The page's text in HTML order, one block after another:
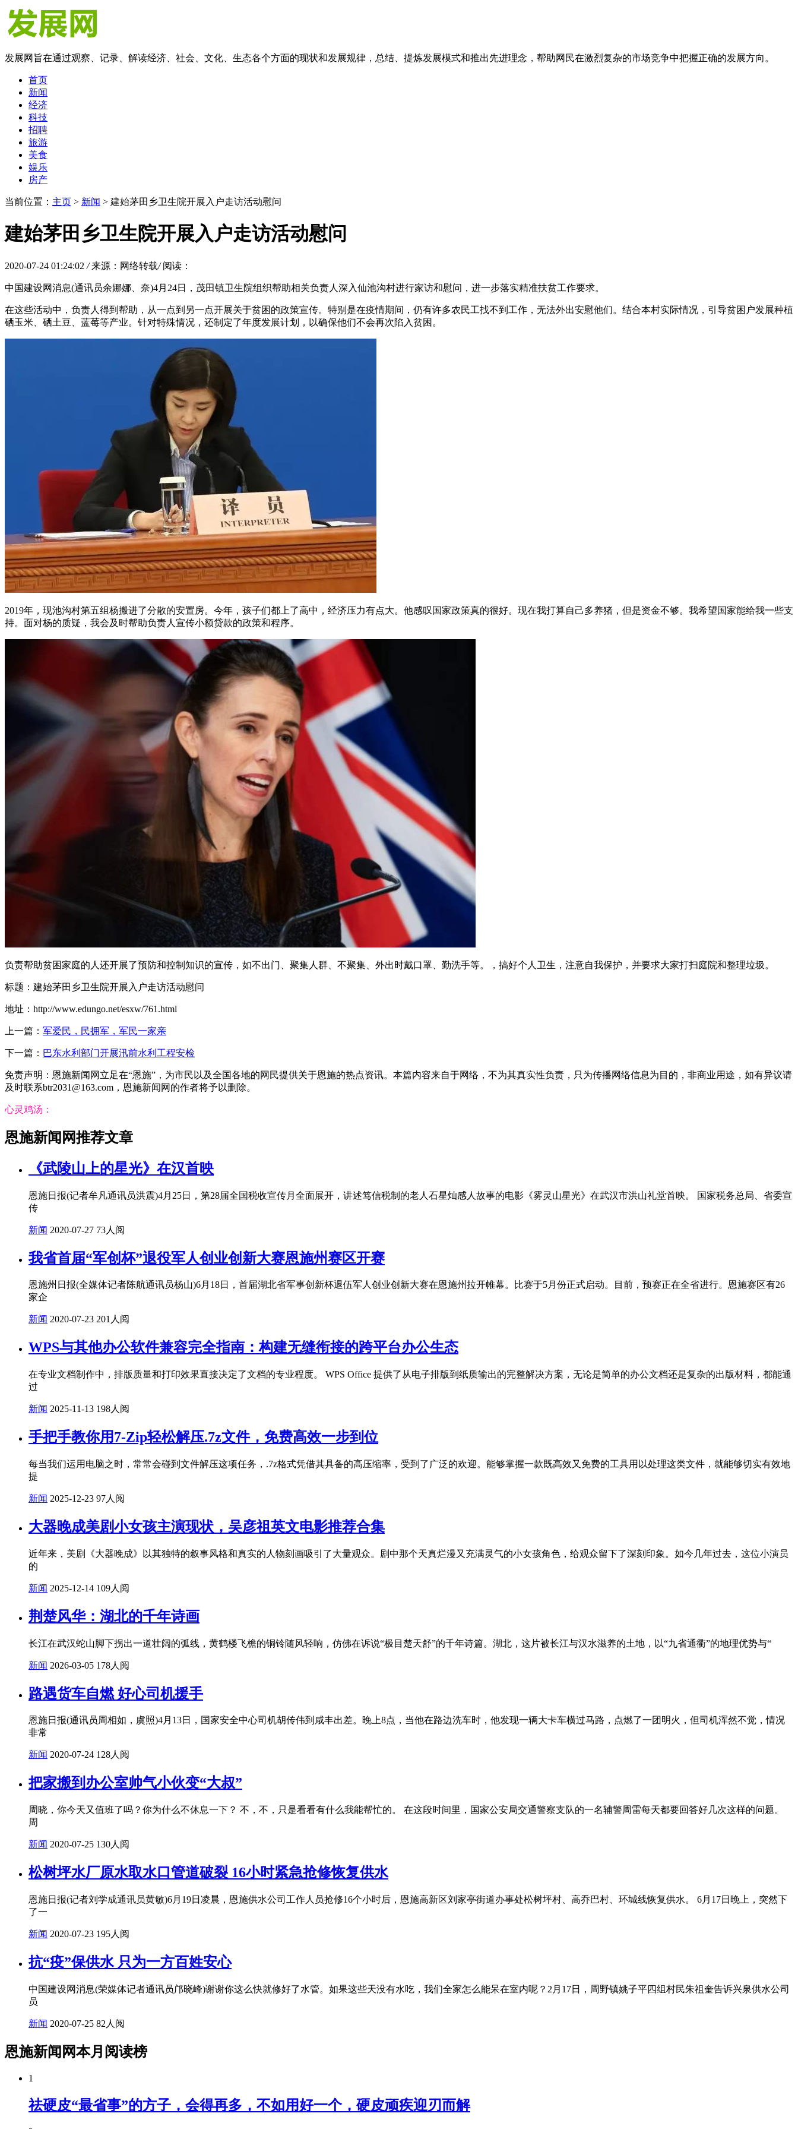
发展网旨在通过观察、记录、解读经济、社会、文化、生态各个方面的现状和发展规律，总结、提炼发展模式和推出先进理念，帮助网民在激烈复杂的市场竞争中把握正确的发展方向。
首页
新闻
经济
科技
招聘
旅游
美食
娱乐
房产
当前位置： 主页 > 新闻 > 建始茅田乡卫生院开展入户走访活动慰问
建始茅田乡卫生院开展入户走访活动慰问
2020-07-24 01:24:02 / 来源：网络转载/ 阅读：
中国建设网消息(通讯员余娜娜、奈)4月24日，茂田镇卫生院组织帮助相关负责人深入仙池沟村进行家访和慰问，进一步落实精准扶贫工作要求。
在这些活动中，负责人得到帮助，从一点到另一点开展关于贫困的政策宣传。特别是在疫情期间，仍有许多农民工找不到工作，无法外出安慰他们。结合本村实际情况，引导贫困户发展种植
硒玉米、硒土豆、蓝莓等产业。针对特殊情况，还制定了年度发展计划，以确保他们不会再次陷入贫困。
2019年，现池沟村第五组杨搬进了分散的安置房。今年，孩子们都上了高中，经济压力有点大。他感叹国家政策真的很好。现在我打算自己多养猪，但是资金不够。我希望国家能给我一些支
持。面对杨的质疑，我会及时帮助负责人宣传小额贷款的政策和程序。
负责帮助贫困家庭的人还开展了预防和控制知识的宣传，如不出门、聚集人群、不聚集、外出时戴口罩、勤洗手等。，搞好个人卫生，注意自我保护，并要求大家打扫庭院和整理垃圾。
标题：建始茅田乡卫生院开展入户走访活动慰问
地址：http://www.edungo.net/esxw/761.html
上一篇： 军爱民，民拥军，军民一家亲
下一篇： 巴东水利部门开展汛前水利工程安检
免责声明：恩施新闻网立足在“恩施”，为市民以及全国各地的网民提供关于恩施的热点资讯。本篇内容来自于网络，不为其真实性负责，只为传播网络信息为目的，非商业用途，如有异议请
及时联系btr2031@163.com，恩施新闻网的作者将予以删除。
心灵鸡汤：
恩施新闻网推荐文章
《武陵山上的星光》在汉首映
恩施日报(记者牟凡通讯员洪震)4月25日，第28届全国税收宣传月全面展开，讲述笃信税制的老人石星灿感人故事的电影《雾灵山星光》在武汉市洪山礼堂首映。 国家税务总局、省委宣
传
新闻 2020-07-27 73人阅
我省首届“军创杯”退役军人创业创新大赛恩施州赛区开赛
恩施州日报(全媒体记者陈航通讯员杨山)6月18日，首届湖北省军事创新杯退伍军人创业创新大赛在恩施州拉开帷幕。比赛于5月份正式启动。目前，预赛正在全省进行。恩施赛区有26
家企
新闻 2020-07-23 201人阅
WPS与其他办公软件兼容完全指南：构建无缝衔接的跨平台办公生态
在专业文档制作中，排版质量和打印效果直接决定了文档的专业程度。 WPS Office 提供了从电子排版到纸质输出的完整解决方案，无论是简单的办公文档还是复杂的出版材料，都能通
过
新闻 2025-11-13 198人阅
手把手教你用7-Zip轻松解压.7z文件，免费高效一步到位
每当我们运用电脑之时，常常会碰到文件解压这项任务，.7z格式凭借其具备的高压缩率，受到了广泛的欢迎。能够掌握一款既高效又免费的工具用以处理这类文件，就能够切实有效地
提
新闻 2025-12-23 97人阅
大器晚成美剧小女孩主演现状，吴彦祖英文电影推荐合集
近年来，美剧《大器晚成》以其独特的叙事风格和真实的人物刻画吸引了大量观众。剧中那个天真烂漫又充满灵气的小女孩角色，给观众留下了深刻印象。如今几年过去，这位小演员
的
新闻 2025-12-14 109人阅
荆楚风华：湖北的千年诗画
长江在武汉蛇山脚下拐出一道壮阔的弧线，黄鹤楼飞檐的铜铃随风轻响，仿佛在诉说“极目楚天舒”的千年诗篇。湖北，这片被长江与汉水滋养的土地，以“九省通衢”的地理优势与“
新闻 2026-03-05 178人阅
路遇货车自燃 好心司机援手
恩施日报(通讯员周相如，虞照)4月13日，国家安全中心司机胡传伟到咸丰出差。晚上8点，当他在路边洗车时，他发现一辆大卡车横过马路，点燃了一团明火，但司机浑然不觉，情况
非常
新闻 2020-07-24 128人阅
把家搬到办公室帅气小伙变“大叔”
周晓，你今天又值班了吗？你为什么不休息一下？ 不，不，只是看看有什么我能帮忙的。 在这段时间里，国家公安局交通警察支队的一名辅警周雷每天都要回答好几次这样的问题。
周
新闻 2020-07-25 130人阅
松树坪水厂原水取水口管道破裂 16小时紧急抢修恢复供水
恩施日报(记者刘学成通讯员黄敏)6月19日凌晨，恩施供水公司工作人员抢修16个小时后，恩施高新区刘家亭街道办事处松树坪村、高乔巴村、环城线恢复供水。 6月17日晚上，突然下
了一
新闻 2020-07-23 195人阅
抗“疫”保供水 只为一方百姓安心
中国建设网消息(荣媒体记者通讯员邝晓峰)谢谢你这么快就修好了水管。如果这些天没有水吃，我们全家怎么能呆在室内呢？2月17日，周野镇姚子平四组村民朱祖奎告诉兴泉供水公司
员
新闻 2020-07-25 82人阅
恩施新闻网本月阅读榜
1
祛硬皮“最省事”的方子，会得再多，不如用好一个，硬皮顽疾迎刃而解